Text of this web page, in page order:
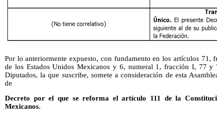
Por lo anteriormente expuesto, con fundamento en los artículos
de los Estados Unidos Mexicanos y 6, numeral 1, fracción I, 77 y
Diputados, la que suscribe, somete a consideración de esta
de
Decreto por el que se reforma el artículo 111 de la
Mexicanos.